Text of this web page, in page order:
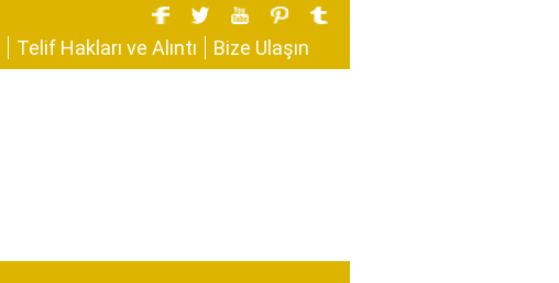
Telif Hakları ve Alıntı Bize Ulaşın